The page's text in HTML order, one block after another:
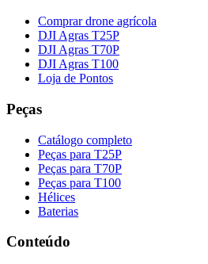
Comprar drone agrícola
DJI Agras T25P
DJI Agras T70P
DJI Agras T100
Loja de Pontos
Peças
Catálogo completo
Peças para T25P
Peças para T70P
Peças para T100
Hélices
Baterias
Conteúdo